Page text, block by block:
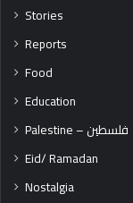
Stories
Reports
Food
Education
Palestine – فلسطين
Eid/ Ramadan
Nostalgia